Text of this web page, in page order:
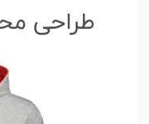
طراحی